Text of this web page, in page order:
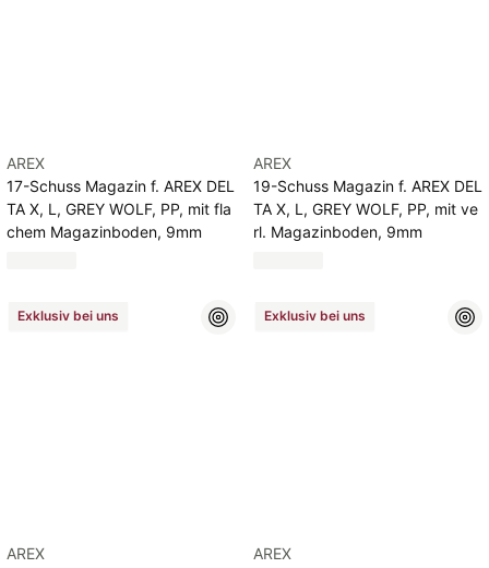
AREX
17-Schuss Magazin f. AREX DEL
TA X, L, GREY WOLF, PP, mit fla
chem Magazinboden, 9mm
AREX
19-Schuss Magazin f. AREX DEL
TA X, L, GREY WOLF, PP, mit ve
rl. Magazinboden, 9mm
Exklusiv bei uns
AREX
Exklusiv bei uns
AREX